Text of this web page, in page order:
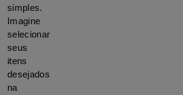
simples.
Imagine
selecionar
seus
itens
desejados
na